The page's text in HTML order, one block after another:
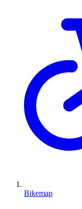
Bikemap